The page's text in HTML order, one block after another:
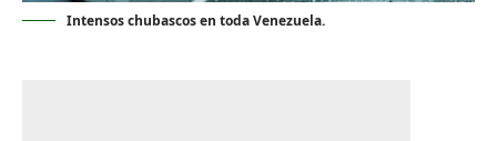
Intensos chubascos en toda Venezuela.